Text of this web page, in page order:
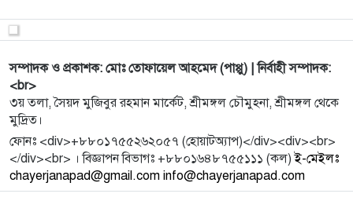
শেখ হাসিনার সঙ্গে আ.লীগেরও বিচার করা উচিত : মির্জা
10
11
শ্রীমঙ্গলে বেগম খালেদা জিয়ার রুহের মাগফিরাত কামনায়
12
সম্পাদক ও প্রকাশক: মোঃ তোফায়েল আহমেদ (পাপ্পু) | নির্বাহী সম্পাদক:
<br>
৩য় তলা, সৈয়দ মুজিবুর রহমান মার্কেট, শ্রীমঙ্গল চৌমুহনা, শ্রীমঙ্গল থেকে
মুদ্রিত।
ফোনঃ <div>+৮৮০১৭৫৫২৬২০৫৭ (হোয়াটঅ্যাপ)</div><div><br>
</div><br> । বিজ্ঞাপন বিভাগঃ +৮৮০১৬৪৮৭৫৫১১১ (কল)ই-মেইলঃ
chayerjanapad@gmail.com info@chayerjanapad.com